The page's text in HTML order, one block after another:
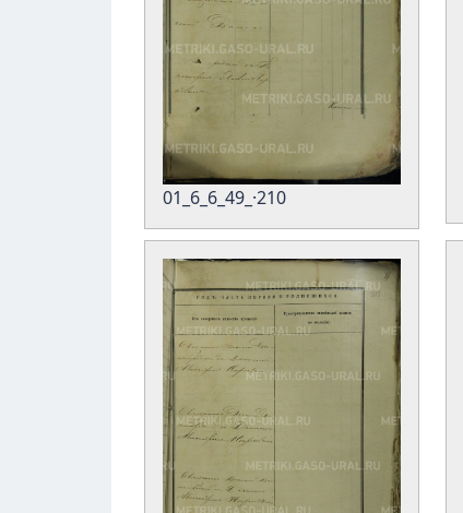
01_6_6_49_·210